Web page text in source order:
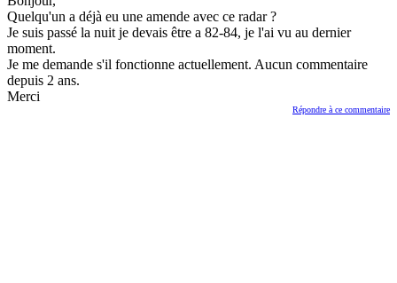
Quelqu'un a déjà eu une amende avec ce radar ?
Je suis passé la nuit je devais être a 82-84, je l'ai vu au dernier
moment.
Je me demande s'il fonctionne actuellement. Aucun commentaire
depuis 2 ans.
Merci
Répondre à ce commentaire